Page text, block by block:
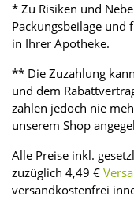
* Zu Risiken und
Packungsbeilage und
in Ihrer Apotheke.
** Die Zuzahlung
und dem
zahlen jedoch nie
unserem Shop
Alle Preise inkl.
zuzüglich 4,49 €
versandkostenfrei